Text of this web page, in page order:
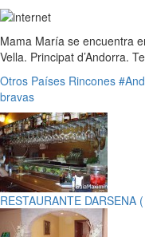
Mama María se encuentra
Vella. Principat d’Andorra.
Otros Países Rincones
bravas
RESTAURANTE DARSENA